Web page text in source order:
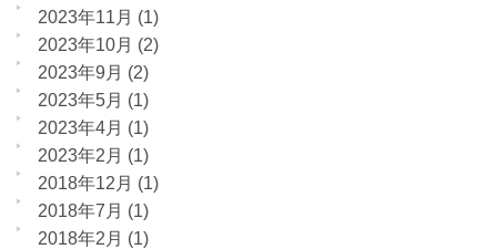
2023年11月 (1)
2023年10月 (2)
2023年9月 (2)
2023年5月 (1)
2023年4月 (1)
2023年2月 (1)
2018年12月 (1)
2018年7月 (1)
2018年2月 (1)